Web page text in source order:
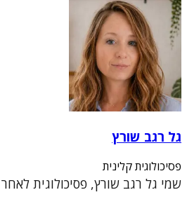
גל רגב שורץ
פסיכולוגית קלינית
שמי גל רגב שורץ, פסיכולוגית